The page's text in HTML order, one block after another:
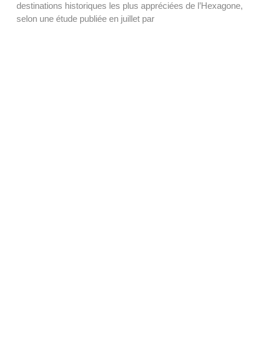
destinations historiques les plus appréciées de l’Hexagone,
selon une étude publiée en juillet par